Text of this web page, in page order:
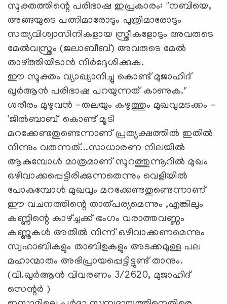
സൂക്തത്തിന്റെ പരിഭാഷ ഇപ്രകാരം: "നബിയെ,
അങ്ങയുടെ പത്നിമാരോടും പുത്രിമാരോടും
സത്യവിശ്വാസിനികളായ സ്ത്രീകളോടും അവരുടെ
മേൽവസ്ത്രം (ജലാബീബ്) അവരുടെ മേൽ
താഴ്ത്തിയിടാൻ നിർദ്ദേശിക്കുക.
ഈ സൂക്തം വ്യാഖ്യാനിച്ചു കൊണ്ട് മുജാഹിദ്
ഖുർആൻ പരിഭാഷ പറയുന്നത് കാണുക."
ശരീരം മുഴുവൻ -തലയും കഴുത്തും മുഖവുമടക്കം -
'ജിൽബാബ്' കൊണ്ട് മൂടി
മറക്കേണ്ടതുണ്ടെന്നാണ് പ്രത്യക്ഷത്തിൽ ഇതിൽ
നിന്നും വരുന്നത്...സാധാരണ നിലയിൽ
ആകുമ്പോൾ മാത്രമാണ് സൂറത്തുന്നൂറിൽ മുഖം
ഒഴിവാക്കപ്പെട്ടിരിക്കുന്നതെന്നും വെളിയിൽ
പോകുമ്പോൾ മുഖവും മറക്കേണ്ടതുണ്ടെന്നാണ്
ഈ വചനത്തിന്റെ താത്പര്യമെന്നും ,എങ്കിലും
കണ്ണിന്റെ കാഴ്ച്ചക്ക് ഭംഗം വരാത്തവണ്ണം
കണ്ണുകൾ അതിൽ നിന്ന് ഒഴിവാക്കണമെന്നും
സ്വഹാബികളും താബിഉകളും അടക്കമുള്ള പല
മഹാന്മാരും അഭിപ്രായപ്പെട്ടിട്ടുണ്ട് താനും.
(വി.ഖുർആൻ വിവരണം 3/2620, മുജാഹിദ്
സെന്റർ )